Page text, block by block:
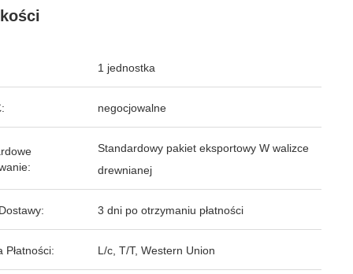
1 jednostka
negocjowalne
Standardowy pakiet eksportowy W walizce
drewnianej
3 dni po otrzymaniu płatności
Płatności: L/c, T/T, Western Union